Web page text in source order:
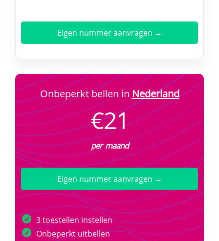
Eigen nummer aanvragen →
Onbeperkt bellen inNederland
€21
per maand
Eigen nummer aanvragen →
3 toestellen instellen
Onbeperkt uitbellen